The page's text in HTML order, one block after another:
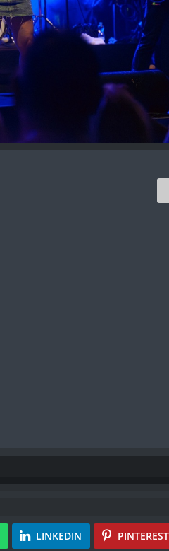
LINKEDIN PINTEREST